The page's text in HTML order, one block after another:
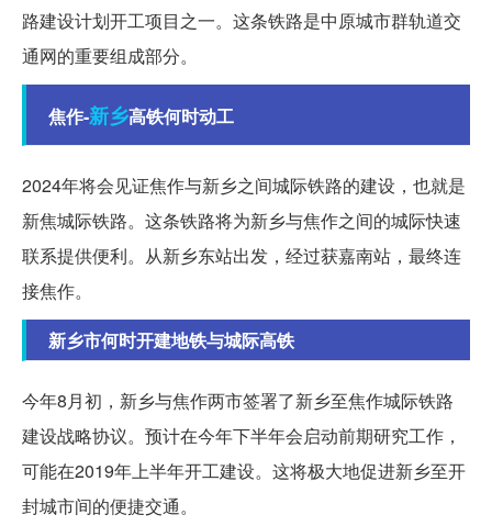
路建设计划开工项目之一。这条铁路是中原城市群轨道交
通网的重要组成部分。
焦作-新乡高铁何时动工
2024年将会见证焦作与新乡之间城际铁路的建设，也就是
新焦城际铁路。这条铁路将为新乡与焦作之间的城际快速
联系提供便利。从新乡东站出发，经过获嘉南站，最终连
接焦作。
新乡市何时开建地铁与城际高铁
今年8月初，新乡与焦作两市签署了新乡至焦作城际铁路
建设战略协议。预计在今年下半年会启动前期研究工作，
可能在2019年上半年开工建设。这将极大地促进新乡至开
封城市间的便捷交通。